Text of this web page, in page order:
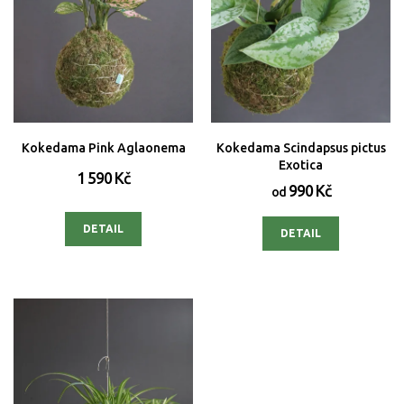
Kokedama Pink Aglaonema
1 590 Kč
DETAIL
Kokedama Scindapsus pictus
Exotica
od990 Kč
DETAIL